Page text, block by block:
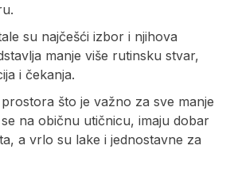
su najčešći izbor i njihova
manje više rutinsku stvar,
i čekanja.
što je važno za sve manje
na običnu utičnicu, imaju dobar
a vrlo su lake i jednostavne za